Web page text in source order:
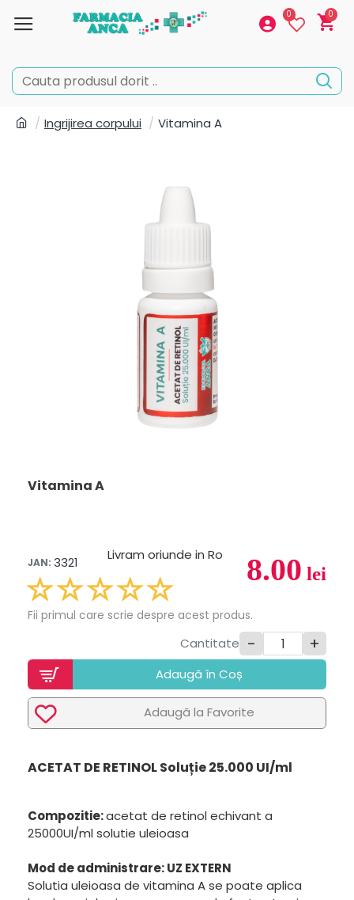
0 0
Ingrijirea corpului Vitamina A
Vitamina A
8.00 lei
JAN: 3321 Livram oriunde in Ro
Fii primul care scrie despre acest produs.
Cantitate - +
Adaugã în Coș
Adaugã la Favorite
ACETAT DE RETINOLSoluție 25.000 UI/ml
Compozitie:acetat de retinol echivant a
25000UI/ml solutie uleioasa
Mod de administrare: UZ EXTERN
Solutia uleioasa de vitamina A se poate aplica